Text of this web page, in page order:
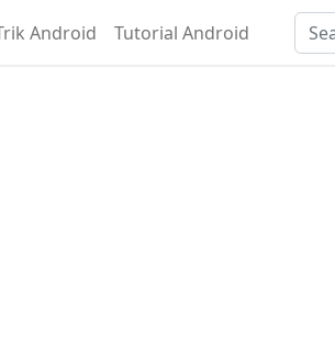
Android Tutorial Android